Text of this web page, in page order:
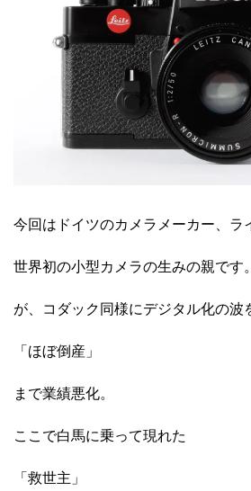
今回はドイツのカメラメーカー、ラ
世界初の小型カメラの生みの親です。
が、コダック同様にデジタル化の波
「ほぼ倒産」
まで業績悪化。
ここで白馬に乗って現れた
「救世主」